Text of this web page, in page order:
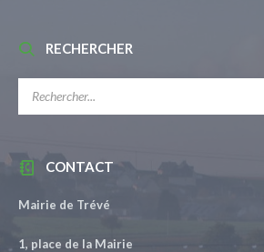
RECHERCHER
CONTACT
Mairie de Trévé
1, place de la Mairie